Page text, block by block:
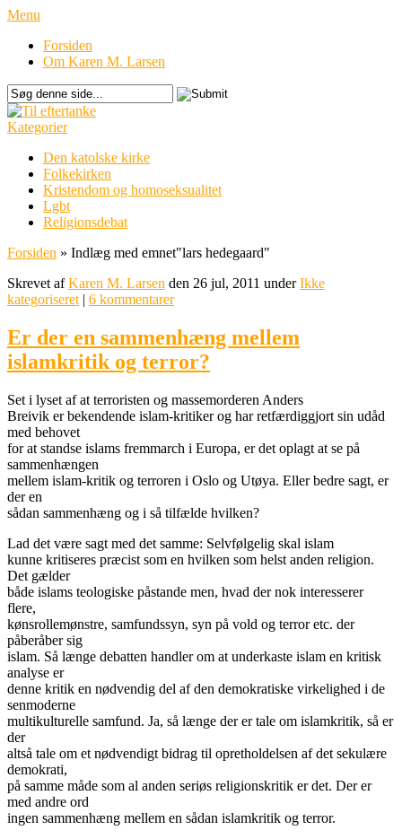
Menu
Forsiden
Om Karen M. Larsen
Kategorier
Den katolske kirke
Folkekirken
Kristendom og homoseksualitet
Lgbt
Religionsdebat
Forsiden » Indlæg med emnet"lars hedegaard"
Skrevet afKaren M. Larsen den 26 jul, 2011 underIkke
kategoriseret | 6 kommentarer
Er der en sammenhæng mellem
islamkritik og terror?
Set i lyset af at terroristen og massemorderen Anders
Breivik er bekendende islam-kritiker og har retfærdiggjort sin udåd
med behovet
for at standse islams fremmarch i Europa, er det oplagt at se på
sammenhængen
mellem islam-kritik og terroren i Oslo og Utøya. Eller bedre sagt, er
der en
sådan sammenhæng og i så tilfælde hvilken?
Lad det være sagt med det samme: Selvfølgelig skal islam
kunne kritiseres præcist som en hvilken som helst anden religion.
Det gælder
både islams teologiske påstande men, hvad der nok interesserer
flere,
kønsrollemønstre, samfundssyn, syn på vold og terror etc. der
påberåber sig
islam. Så længe debatten handler om at underkaste islam en kritisk
analyse er
denne kritik en nødvendig del af den demokratiske virkelighed i de
senmoderne
multikulturelle samfund. Ja, så længe der er tale om islamkritik, så er
der
altså tale om et nødvendigt bidrag til opretholdelsen af det sekulære
demokrati,
på samme måde som al anden seriøs religionskritik er det. Der er
med andre ord
ingen sammenhæng mellem en sådan islamkritik og terror.